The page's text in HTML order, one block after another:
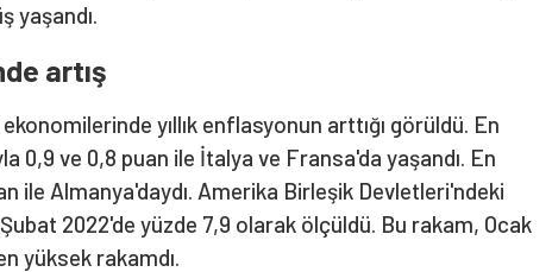
yaşandı.
artış
yıllık enflasyonun arttığı görüldü. En
0,9 ve 0,8 puan ile İtalya ve Fransa'da yaşandı. En
ile Almanya'daydı. Amerika Birleşik Devletleri'ndeki
2022'de yüzde 7,9 olarak ölçüldü. Bu rakam, Ocak
yüksek rakamdı.